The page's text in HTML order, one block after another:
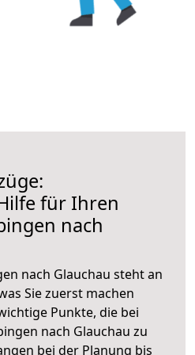
für Ihren
nach
nach Glauchau steht an
Sie zuerst machen
Punkte, die bei
nach Glauchau zu
bei der Planung bis